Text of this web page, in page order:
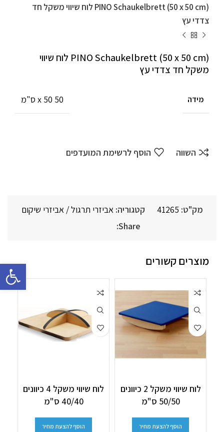
PINO Schaukelbrett (50 x 50 cm) לוח שיווי משקל חד
צדדי עץ
PINO Schaukelbrett (50 x 50 cm) לוח שיווי
משקל חד צדדי עץ
מידה 50 x 50 ס"מ
השווה הוסף לרשימת המועדפים
מק"ט: 41265 קטגוריה: אביזרי תרגול / אביזרי שיקום
Share:
מוצרים קשורים
לוח שיווי משקל 2 כיוונים
50/50 ס"מ
הוסף להצעת מחיר
לוח שיווי משקל 4 כיוונים
40/40 ס"מ
הוסף להצעת מחיר
פתח